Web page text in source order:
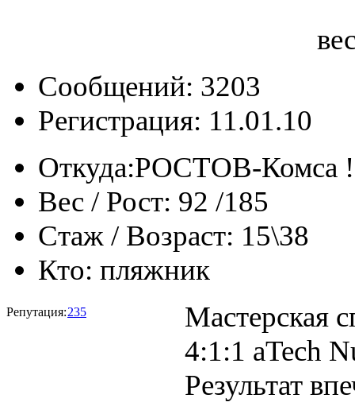
Сообщений: 3203
Регистрация: 11.01.10
Откуда:РОСТОВ-Комса !
Вес / Рост: 92 /185
Стаж / Возраст: 15\38
Кто: пляжник
Репутация:235
Мастерская
4:1:1 aTech
Результат